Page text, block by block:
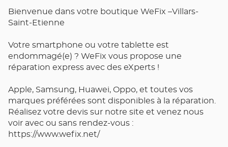
Bienvenue dans votre boutique WeFix –Villars-
Saint-Etienne
Votre smartphone ou votre tablette est
endommagé(e) ? WeFix vous propose une
réparation express avec des eXperts !
Apple, Samsung, Huawei, Oppo, et toutes vos
marques préférées sont disponibles à la réparation.
Réalisez votre devis sur notre site et venez nous
voir avec ou sans rendez-vous :
https://www.wefix.net/